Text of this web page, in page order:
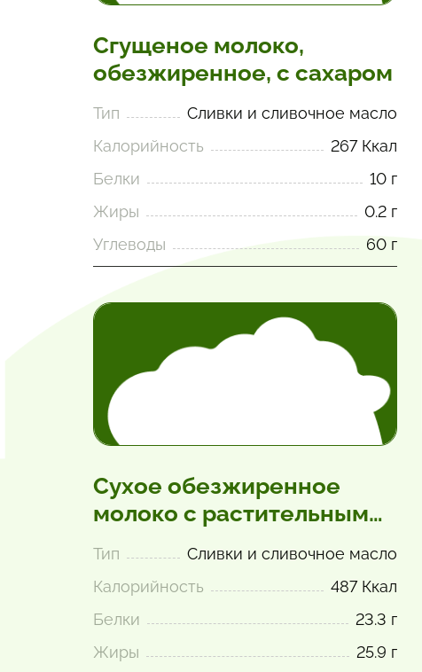
Сгущеное молоко,
обезжиренное, с сахаром
Тип
Сливки и сливочное масло
Калорийность
267 Ккал
Белки
10 г
Жиры
0.2 г
Углеводы
60 г
Сухое обезжиренное
молоко с растительным
жиром
Тип
Сливки и сливочное масло
Калорийность
487 Ккал
Белки
23.3 г
Жиры
25.9 г